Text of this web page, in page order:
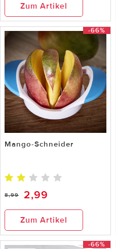
Zum Artikel
-66%
Mango-Schneider
8,99 2,99
Zum Artikel
-66%